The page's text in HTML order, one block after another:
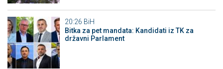
20:26 BiH
Bitka za pet mandata: Kandidati iz TK za
državni Parlament